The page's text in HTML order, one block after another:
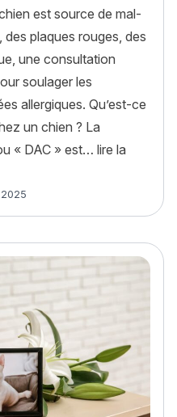
est source de mal-
des plaques rouges, des
une consultation
soulager les
allergiques. Qu’est-ce
un chien ? La
« DAC » est… lire la